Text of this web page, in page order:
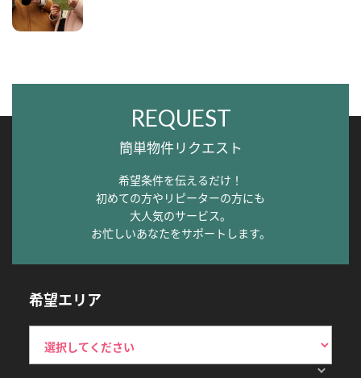
REQUEST
簡単物件リクエスト
希望条件を伝えるだけ！
初めての方やリピーターの方にも
大人気のサービス。
お忙しいあなたをサポートします。
希望エリア